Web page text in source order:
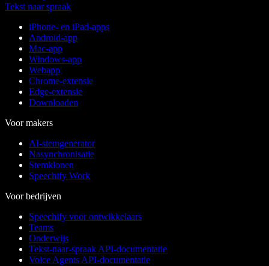
Tekst naar spraak
iPhone- en iPad-apps
Android-app
Mac-app
Windows-app
Webapp
Chrome-extensie
Edge-extensie
Downloaden
Voor makers
AI-stemgenerator
Nasynchronisatie
Stemklonen
Speechify Work
Voor bedrijven
Speechify voor ontwikkelaars
Teams
Onderwijs
Tekst-naar-spraak API-documentatie
Voice Agents API-documentatie